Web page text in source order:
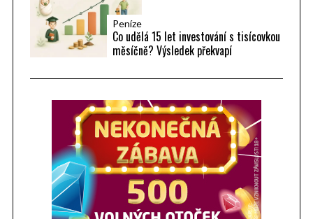
Peníze
Co udělá 15 let investování s tisícovkou
měsíčně? Výsledek překvapí